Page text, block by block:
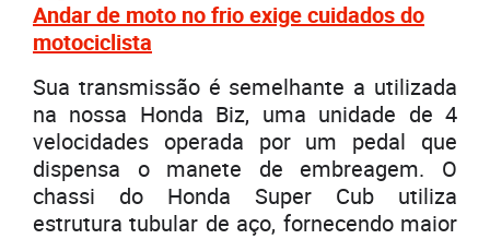
Andar de moto no frio exige cuidados do
motociclista
Sua transmissão é semelhante a utilizada
na nossa Honda Biz, uma unidade de 4
velocidades operada por um pedal que
dispensa o manete de embreagem. O
chassi do Honda Super Cub utiliza
estrutura tubular de aço, fornecendo maior